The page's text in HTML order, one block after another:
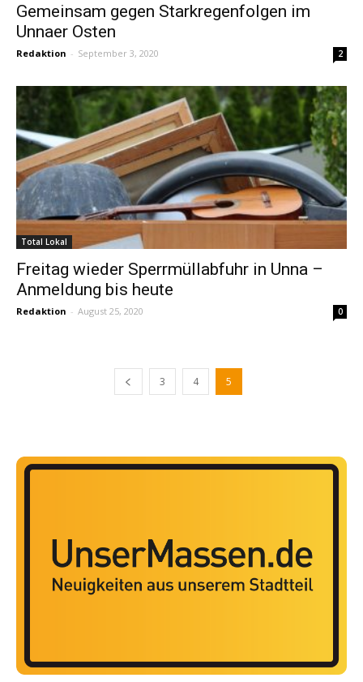
Gemeinsam gegen Starkregenfolgen im
Unnaer Osten
Redaktion - September 3, 2020 2
Total Lokal
Freitag wieder Sperrmüllabfuhr in Unna –
Anmeldung bis heute
Redaktion - August 25, 2020 0
3 4 5